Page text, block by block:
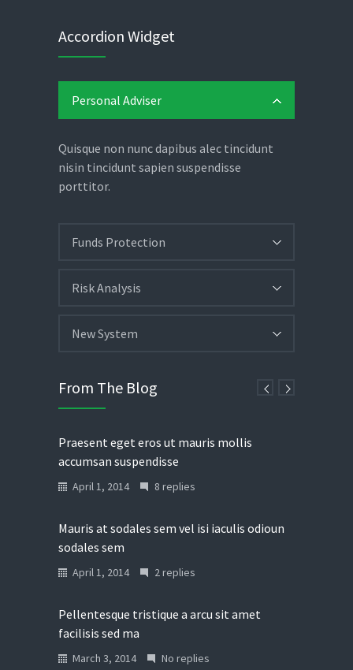
Accordion Widget
Personal Adviser
Quisque non nunc dapibus alec tincidunt
nisin tincidunt sapien suspendisse
porttitor.
Funds Protection
Risk Analysis
New System
From The Blog
Praesent eget eros ut mauris mollis
accumsan suspendisse
April 1, 2014 8 replies
Mauris at sodales sem vel isi iaculis odioun
sodales sem
April 1, 2014 2 replies
Pellentesque tristique a arcu sit amet
facilisis sed ma
March 3, 2014 No replies